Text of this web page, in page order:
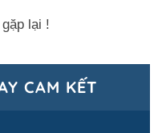
lại !
CAM KẾT